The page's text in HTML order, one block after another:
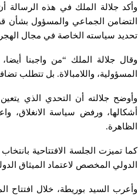
وأكد جلالة الملك في هذه الرسالة
التضامن الجماعي والمسؤول بشأن
تحديد سياسته الخاصة في مجال
وقال جلالة الملك “من واجبنا
المسؤولية، واللامبالاة. بل تتطلب
وأوضح جلالته أن التحدي الذي
أشكالها، ورفض سياسة الانغلاق،
الظاهرة.
كما تميزت الجلسة الافتتاحية
الدولي المخصص لاعتماد الميثاق
وأعرب السيد بوريطة، خلال افتتاح